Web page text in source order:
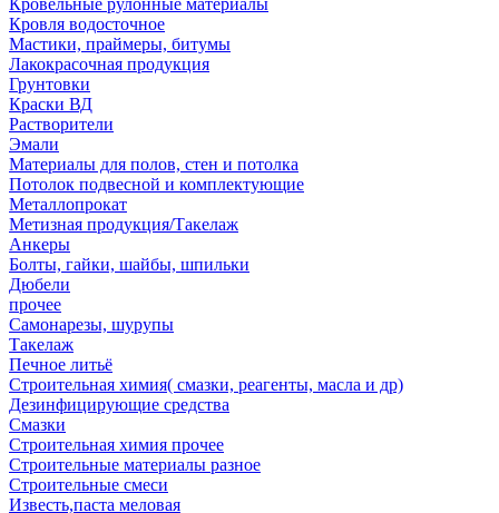
Кровельные рулонные материалы
Кровля водосточное
Мастики, праймеры, битумы
Лакокрасочная продукция
Грунтовки
Краски ВД
Растворители
Эмали
Материалы для полов, стен и потолка
Потолок подвесной и комплектующие
Металлопрокат
Метизная продукция/Такелаж
Анкеры
Болты, гайки, шайбы, шпильки
Дюбели
прочее
Самонарезы, шурупы
Такелаж
Печное литьё
Строительная химия( смазки, реагенты, масла и др)
Дезинфицирующие средства
Смазки
Строительная химия прочее
Строительные материалы разное
Строительные смеси
Известь,паста меловая